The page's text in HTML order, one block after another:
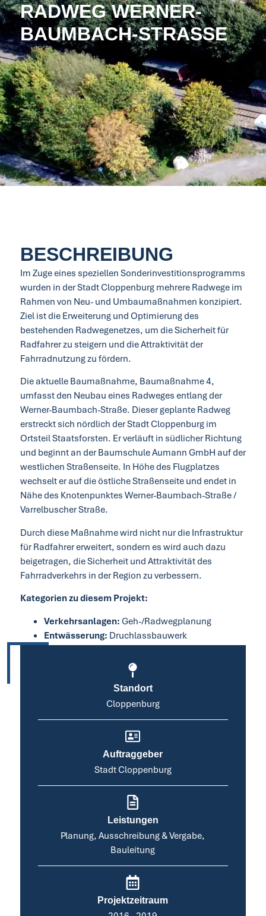
RADWEG WERNER-
BAUMBACH-STRASSE
BESCHREIBUNG
Im Zuge eines speziellen Sonderinvestitionsprogramms
wurden in der Stadt Cloppenburg mehrere Radwege im
Rahmen von Neu- und Umbaumaßnahmen konzipiert.
Ziel ist die Erweiterung und Optimierung des
bestehenden Radwegenetzes, um die Sicherheit für
Radfahrer zu steigern und die Attraktivität der
Fahrradnutzung zu fördern.
Die aktuelle Baumaßnahme, Baumaßnahme 4,
umfasst den Neubau eines Radweges entlang der
Werner-Baumbach-Straße. Dieser geplante Radweg
erstreckt sich nördlich der Stadt Cloppenburg im
Ortsteil Staatsforsten. Er verläuft in südlicher Richtung
und beginnt an der Baumschule Aumann GmbH auf der
westlichen Straßenseite. In Höhe des Flugplatzes
wechselt er auf die östliche Straßenseite und endet in
Nähe des Knotenpunktes Werner-Baumbach-Straße /
Varrelbuscher Straße.
Durch diese Maßnahme wird nicht nur die Infrastruktur
für Radfahrer erweitert, sondern es wird auch dazu
beigetragen, die Sicherheit und Attraktivität des
Fahrradverkehrs in der Region zu verbessern.
Kategorien zu diesem Projekt:
Verkehrsanlagen: Geh-/Radwegplanung
Entwässerung: Druchlassbauwerk
Standort
Cloppenburg
Auftraggeber
Stadt Cloppenburg
Leistungen
Planung, Ausschreibung & Vergabe,
Bauleitung
Projektzeitraum